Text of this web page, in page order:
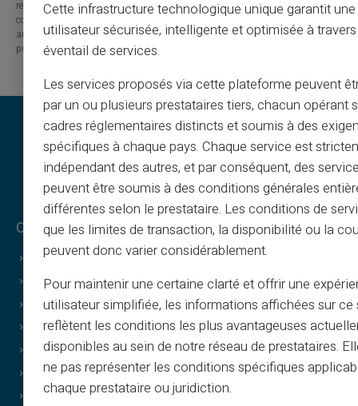
released from any liability concerning losses, direct or indirect damages, or
consequences arising from the use of the contents of this site, whether they
are linked to errors, omissions or the interpretation of the information
published.
Oikeudelliset ehdot
Yleiset ehdot
Oikeudelliset tiedot
Tietosuoja
Käyttöehdot
Evästeet
UKK
Oppaat
Veritas-edut
Miksi VERITAS
IBAN & RIB
3D Secure
Tarjoukset
Erikoistarjoukset
Print on demand
Lahjat
Cette infrastructure technologique unique garantit
utilisateur sécurisée, intelligente et optimisée à
éventail de services.
Les services proposés via cette plateforme peuvent
par un ou plusieurs prestataires tiers, chacun opérant
cadres réglementaires distincts et soumis à des
spécifiques à chaque pays. Chaque service est
indépendant des autres, et par conséquent, des
peuvent être soumis à des conditions générales
différentes selon le prestataire. Les conditions de
que les limites de transaction, la disponibilité ou la
peuvent donc varier considérablement.
Pour maintenir une certaine clarté et offrir une
utilisateur simplifiée, les informations affichées sur ce
reflètent les conditions les plus avantageuses
disponibles au sein de notre réseau de prestataires.
ne pas représenter les conditions spécifiques
chaque prestataire ou juridiction.